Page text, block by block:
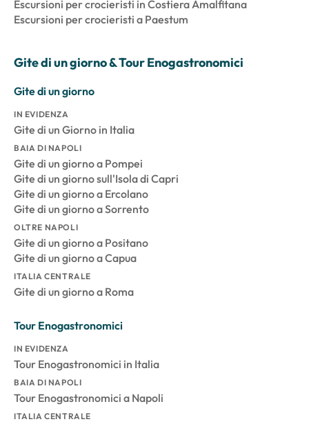
Escursioni per crocieristi in Costiera Amalfitana
Escursioni per crocieristi a Paestum
Gite di un giorno & Tour Enogastronomici
Gite di un giorno
IN EVIDENZA
Gite di un Giorno in Italia
BAIA DI NAPOLI
Gite di un giorno a Pompei
Gite di un giorno sull'Isola di Capri
Gite di un giorno a Ercolano
Gite di un giorno a Sorrento
OLTRE NAPOLI
Gite di un giorno a Positano
Gite di un giorno a Capua
ITALIA CENTRALE
Gite di un giorno a Roma
Tour Enogastronomici
IN EVIDENZA
Tour Enogastronomici in Italia
BAIA DI NAPOLI
Tour Enogastronomici a Napoli
ITALIA CENTRALE